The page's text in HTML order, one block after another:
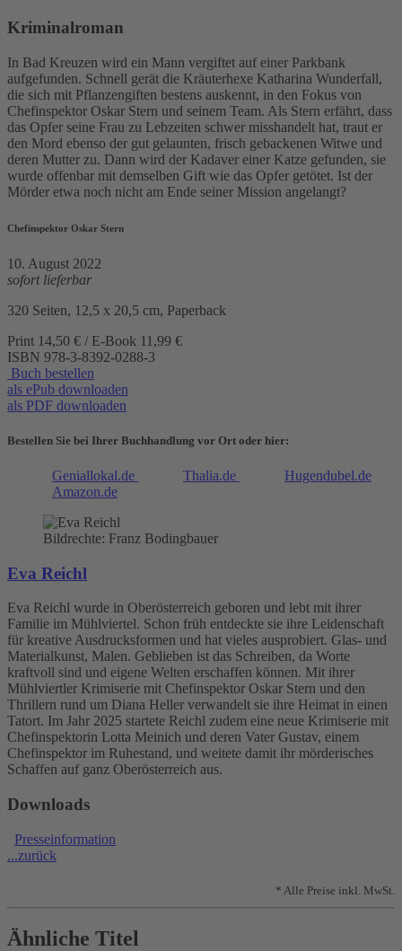
Kriminalroman
In Bad Kreuzen wird ein Mann vergiftet auf einer Parkbank
aufgefunden. Schnell gerät die Kräuterhexe Katharina Wunderfall,
die sich mit Pflanzengiften bestens auskennt, in den Fokus von
Chefinspektor Oskar Stern und seinem Team. Als Stern erfährt, dass
das Opfer seine Frau zu Lebzeiten schwer misshandelt hat, traut er
den Mord ebenso der gut gelaunten, frisch gebackenen Witwe und
deren Mutter zu. Dann wird der Kadaver einer Katze gefunden, sie
wurde offenbar mit demselben Gift wie das Opfer getötet. Ist der
Mörder etwa noch nicht am Ende seiner Mission angelangt?
Chefinspektor Oskar Stern
10. August 2022
sofort lieferbar
320 Seiten, 12,5 x 20,5 cm, Paperback
Print 14,50 € / E-Book 11,99 €
ISBN 978-3-8392-0288-3
Buch bestellen
als ePub downloaden
als PDF downloaden
Bestellen Sie bei Ihrer Buchhandlung vor Ort oder hier:
Geniallokal.de Thalia.de
Hugendubel.de
Amazon.de
Bildrechte: Franz Bodingbauer
Eva Reichl
Eva Reichl wurde in Oberösterreich geboren und lebt mit ihrer
Familie im Mühlviertel. Schon früh entdeckte sie ihre Leidenschaft
für kreative Ausdrucksformen und hat vieles ausprobiert. Glas- und
Materialkunst, Malen. Geblieben ist das Schreiben, da Worte
kraftvoll sind und eigene Welten erschaffen können. Mit ihrer
Mühlviertler Krimiserie mit Chefinspektor Oskar Stern und den
Thrillern rund um Diana Heller verwandelt sie ihre Heimat in einen
Tatort. Im Jahr 2025 startete Reichl zudem eine neue Krimiserie mit
Chefinspektorin Lotta Meinich und deren Vater Gustav, einem
Chefinspektor im Ruhestand, und weitete damit ihr mörderisches
Schaffen auf ganz Oberösterreich aus.
Downloads
Presseinformation
...zurück
* Alle Preise inkl. MwSt.
Ähnliche Titel